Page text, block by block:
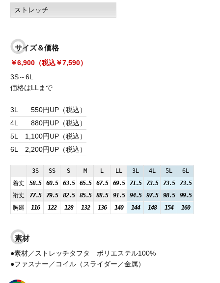
ストレッチ
サイズ＆価格
￥6,900（税込￥7,590）
3S～6L
価格はLLまで
3L
550円UP（税込）
4L
880円UP（税込）
5L
1,100円UP（税込）
6L
2,200円UP（税込）
3S SS S M L LL 3L 4L 5L
6L
着丈
58.5 60.5 63.5 65.5 67.5 69.5 71.5 73.5 73.5
73.5
裄丈
77.5 79.5 82.5 85.5 88.5 91.5 94.5 97.5 98.5
99.5
胸廻
116 122 128 132 136 140 144 148 154 160
素材
●素材／ストレッチタフタ ポリエステル100%
●ファスナー／コイル（スライダー／金属）